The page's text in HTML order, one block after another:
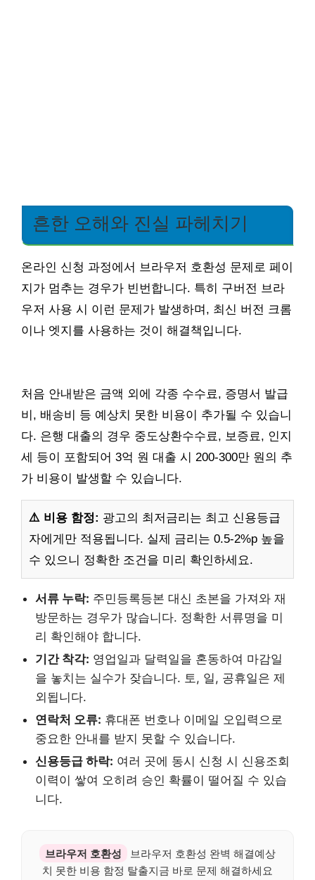
흔한 오해와 진실 파헤치기
온라인 신청 과정에서 브라우저 호환성 문제로 페이
지가 멈추는 경우가 빈번합니다. 특히 구버전 브라
우저 사용 시 이런 문제가 발생하며, 최신 버전 크롬
이나 엣지를 사용하는 것이 해결책입니다.
처음 안내받은 금액 외에 각종 수수료, 증명서 발급
비, 배송비 등 예상치 못한 비용이 추가될 수 있습니
다. 은행 대출의 경우 중도상환수수료, 보증료, 인지
세 등이 포함되어 3억 원 대출 시 200-300만 원의 추
가 비용이 발생할 수 있습니다.
⚠️ 비용 함정: 광고의 최저금리는 최고 신용등급
자에게만 적용됩니다. 실제 금리는 0.5-2%p 높을
수 있으니 정확한 조건을 미리 확인하세요.
서류 누락: 주민등록등본 대신 초본을 가져와 재
방문하는 경우가 많습니다. 정확한 서류명을 미
리 확인해야 합니다.
기간 착각: 영업일과 달력일을 혼동하여 마감일
을 놓치는 실수가 잦습니다. 토, 일, 공휴일은 제
외됩니다.
연락처 오류: 휴대폰 번호나 이메일 오입력으로
중요한 안내를 받지 못할 수 있습니다.
신용등급 하락: 여러 곳에 동시 신청 시 신용조회
이력이 쌓여 오히려 승인 확률이 떨어질 수 있습
니다.
브라우저 호환성
브라우저 호환성 완벽 해결예상
치 못한 비용 함정 탈출지금 바로 문제 해결하세요